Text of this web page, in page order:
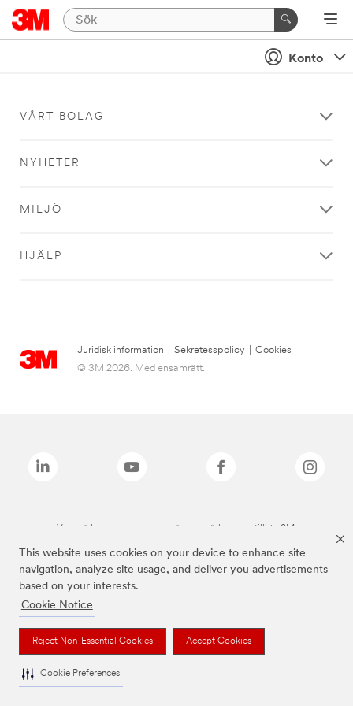
This website uses cookies on your device to enhance site
navigation, analyze site usage, and deliver you advertisements
based on your interests.
Cookie Notice
Reject Non-Essential Cookies Accept Cookies
Cookie Preferences
Konto
VÅRT BOLAG
NYHETER
MILJÖ
HJÄLP
Juridisk information Sekretesspolicy
Cookies
© 3M 2026. Med ensamrätt.
Varumärken som anges ovan är varumärken som tillhör 3M.